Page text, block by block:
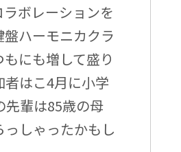
ボレーションを
ハーモニカクラ
にも増して盛り
はこ4月に小学
先輩は85歳の母
っしゃったかもし